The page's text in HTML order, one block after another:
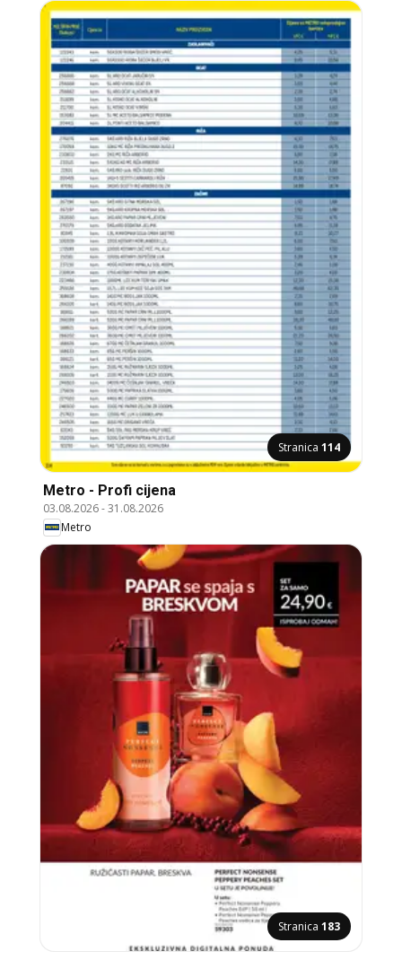
Stranica 114
Metro - Profi cijena
03.08.2026-31.08.2026
Metro
Stranica 183